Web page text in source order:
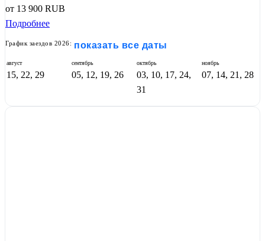
от 13 900 RUB
Подробнее
График заездов 2026: показать все даты
август
15, 22, 29
сентябрь
05, 12, 19, 26
октябрь
03, 10, 17, 24,
31
ноябрь
07, 14, 21, 28